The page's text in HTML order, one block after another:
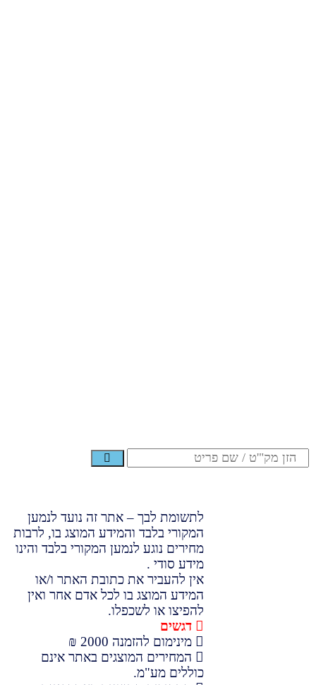
לתשומת לבך – אתר זה נועד לנמען
המקורי בלבד והמידע המוצג בו, לרבות
מחירים נוגע לנמען המקורי בלבד והינו
מידע סודי .
אין להעביר את כתובת האתר ו/או
המידע המוצג בו לכל אדם אחר ואין
להפיצו או לשכפלו.
דגשים
מינימום להזמנה 2000 ₪
המחירים המוצגים באתר אינם
כוללים מע"מ.